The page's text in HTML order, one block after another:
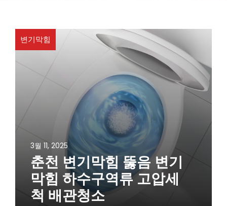
변기막힘
3월 11, 2025
춘천 변기막힘 뚫음 변기
막힘 하수구역류 고압세
척 배관청소